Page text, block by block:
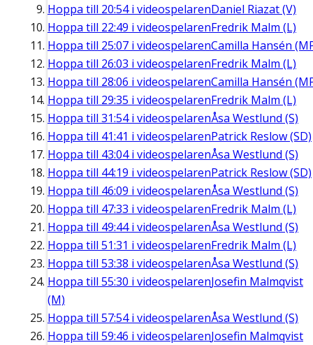
Hoppa till 20:54i videospelarenDaniel Riazat (V)
Hoppa till 22:49 i videospelarenFredrik Malm (L)
Hoppa till 25:07 i videospelarenCamilla Hansén
Hoppa till 26:03 i videospelarenFredrik Malm (L)
Hoppa till 28:06 i videospelarenCamilla Hansén
Hoppa till 29:35 i videospelarenFredrik Malm (L)
Hoppa till 31:54i videospelarenÅsa Westlund (S)
Hoppa till 41:41 i videospelarenPatrick Reslow (SD)
Hoppa till 43:04i videospelarenÅsa Westlund (S)
Hoppa till 44:19 i videospelarenPatrick Reslow (SD)
Hoppa till 46:09 i videospelarenÅsa Westlund (S)
Hoppa till 47:33 i videospelarenFredrik Malm (L)
Hoppa till 49:44i videospelarenÅsa Westlund (S)
Hoppa till 51:31 i videospelarenFredrik Malm (L)
Hoppa till 53:38 i videospelarenÅsa Westlund (S)
Hoppa till 55:30 i videospelarenJosefin Malmqvist
(M)
Hoppa till 57:54i videospelarenÅsa Westlund (S)
Hoppa till 59:46 i videospelarenJosefin Malmqvist